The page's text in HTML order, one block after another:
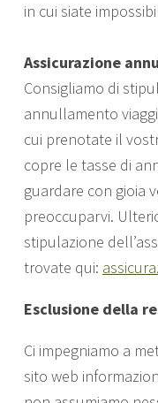
in cui siate
Assicurazione
Consigliamo di
annullamento
cui prenotate il
copre le tasse di
guardare con gioia
preoccuparvi.
stipulazione
trovate qui:
Esclusione della
Ci impegniamo a
sito web